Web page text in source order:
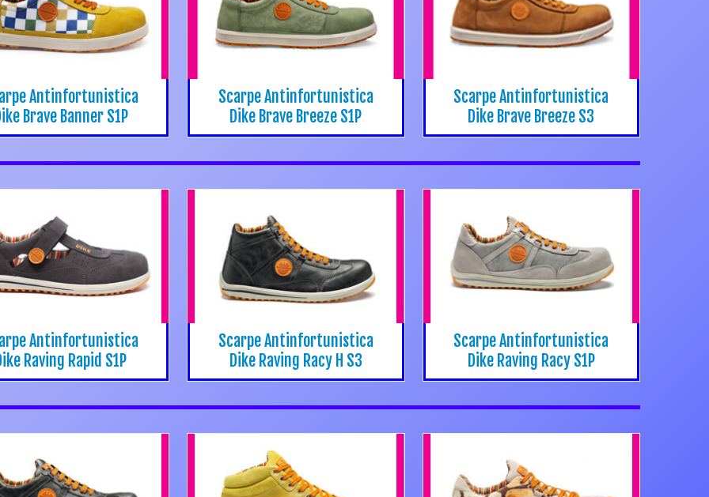
Antinfortunistica
Brave Banner S1P
Scarpe Antinfortunistica
Dike Brave Breeze S1P
Scarpe Antinfortunistica
Dike Brave Breeze S3
Antinfortunistica
Raving Rapid S1P
Scarpe Antinfortunistica
Dike Raving Racy H S3
Scarpe Antinfortunistica
Dike Raving Racy S1P